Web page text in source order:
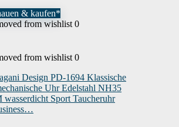
& kaufen*
from wishlist 0
from wishlist 0